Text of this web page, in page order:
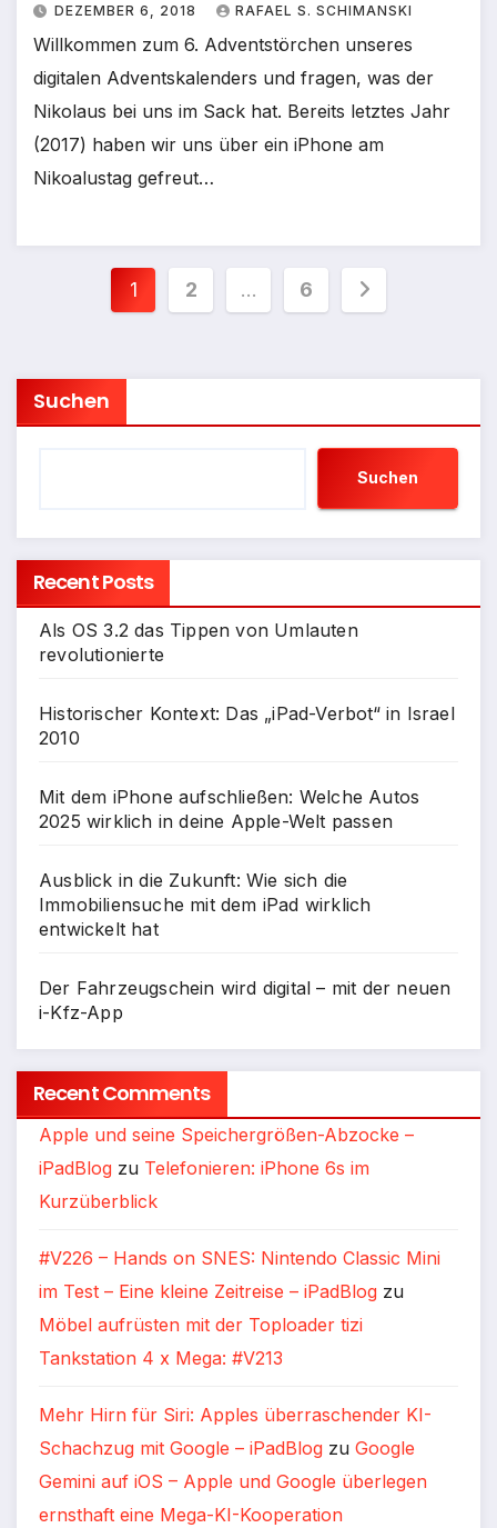
DEZEMBER 6, 2018 RAFAEL S. SCHIMANSKI
Willkommen zum 6. Adventstörchen unseres
digitalen Adventskalenders und fragen, was der
Nikolaus bei uns im Sack hat. Bereits letztes Jahr
(2017) haben wir uns über ein iPhone am
Nikoalustag gefreut…
Seitennummerierung
Beiträge
1 2 … 6
Suchen
Suchen
Recent Posts
Als OS 3.2 das Tippen von Umlauten
revolutionierte
Historischer Kontext: Das „iPad-Verbot“ in Israel
2010
Mit dem iPhone aufschließen: Welche Autos
2025 wirklich in deine Apple-Welt passen
Ausblick in die Zukunft: Wie sich die
Immobiliensuche mit dem iPad wirklich
entwickelt hat
Der Fahrzeugschein wird digital – mit der neuen
i-Kfz-App
Recent Comments
Apple und seine Speichergrößen-Abzocke –
iPadBlog zu Telefonieren: iPhone 6s im
Kurzüberblick
#V226 – Hands on SNES: Nintendo Classic Mini
im Test – Eine kleine Zeitreise – iPadBlog zu
Möbel aufrüsten mit der Toploader tizi
Tankstation 4 x Mega: #V213
Mehr Hirn für Siri: Apples überraschender KI-
Schachzug mit Google – iPadBlog zu Google
Gemini auf iOS – Apple und Google überlegen
ernsthaft eine Mega-KI-Kooperation